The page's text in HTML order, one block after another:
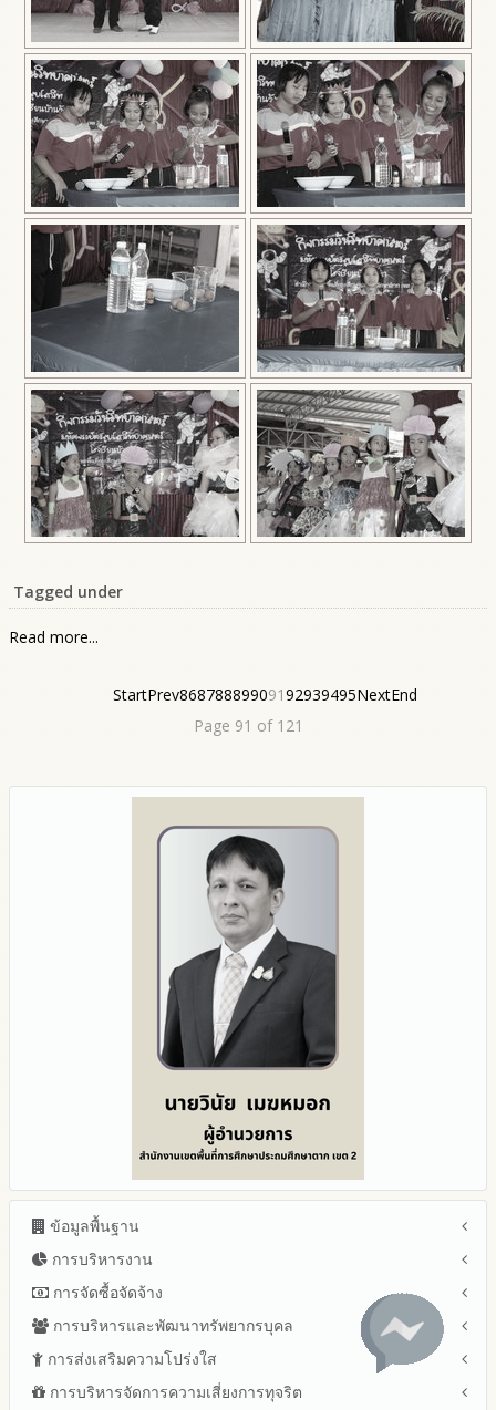
Tagged under
Read more...
StartPrev86878889909192939495NextEnd
Page 91 of 121
ข้อมูลพื้นฐาน
โครงสร้าง หน้าที่และอำนาจ
ข้อมูลผู้บริหาร
ข้อมูลการติดต่อและ ช่องทางการสอบถาม
นโยบายคุ้มครองข้อมูลส่วนบุคคล
ข่าวประชาสัมพันธ์
การบริหารงาน
แผนยุทธศาสตร์หรือแผนพัฒนาสำนักงานเขตพื้นที่การศึกษา
แผนและความก้าวหน้าในการดำเนินงานและการใช้งบประมาณ
ปีงบประมาณ 2569
ปีงบประมาณ 2568
การจัดซื้อจัดจ้าง
สรุปผลการจัดซื้อจัดจ้างหรือการจัดหาพัสดุรายเดือน ประจำ
ปีงบประมาณ พ.ศ.2569 (แบบ สขร.1)
รายงานสรุปผลการจัดซื้อจัดจ้างหรือการจัดหาพัสดุของสำนักงาน
เขตพื้นที่การศึกษา ประจำปีงบประมาณ พ.ศ. 2568
การบริหารและพัฒนาทรัพยากรบุคล
หลักเกณฑ์และแผนการบริหารและพัฒนาทรัพยากรบุคลล ประจำ
ปีงบประมาณ พ.ศ.2569
การส่งเสริมความโปร่งใส
แนวปฏิบัติการจัดการเรื่องร้องเรียนการทุจริตและประพฤติมิชอบ
การบริหารจัดการความเสี่ยงการทุจริต